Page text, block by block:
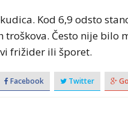
Kod 6,9 odsto
Često nije bilo
frižider ili šporet.
Facebook Twitter